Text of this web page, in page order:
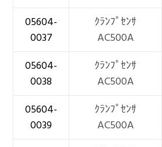
05604-
0037
ｸﾗﾝﾌﾟｾﾝｻ
AC500A
05604-
0038
ｸﾗﾝﾌﾟｾﾝｻ
AC500A
05604-
0039
ｸﾗﾝﾌﾟｾﾝｻ
AC500A